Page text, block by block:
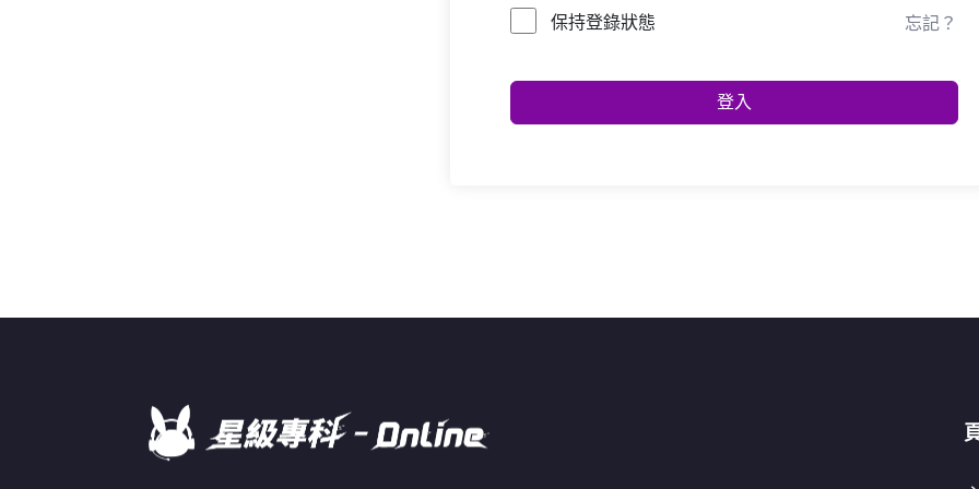
保持登錄狀態 忘記？
登入